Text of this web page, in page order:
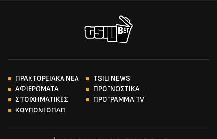
ΠΡΑΚΤΟΡΕΙΑΚΑ ΝΕΑ
TSILI NEWS
ΑΦΙΕΡΩΜΑΤΑ
ΠΡΟΓΝΩΣΤΙΚΑ
ΣΤΟΙΧΗΜΑΤΙΚΕΣ
ΠΡΟΓΡΑΜΜΑ TV
ΚΟΥΠΟΝΙ ΟΠΑΠ